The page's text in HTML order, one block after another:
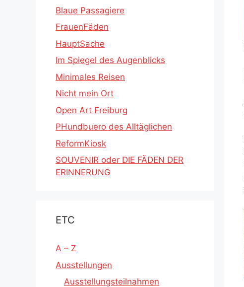
Blaue Passagiere
FrauenFäden
HauptSache
Im Spiegel des Augenblicks
Minimales Reisen
Nicht mein Ort
Open Art Freiburg
PHundbuero des Alltäglichen
ReformKiosk
SOUVENIR oder DIE FÄDEN DER
ERINNERUNG
ETC
A – Z
Ausstellungen
Ausstellungsteilnahmen